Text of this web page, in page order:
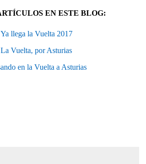
EN ESTE BLOG:
Ya llega la Vuelta 2017
La Vuelta, por Asturias
en la Vuelta a Asturias